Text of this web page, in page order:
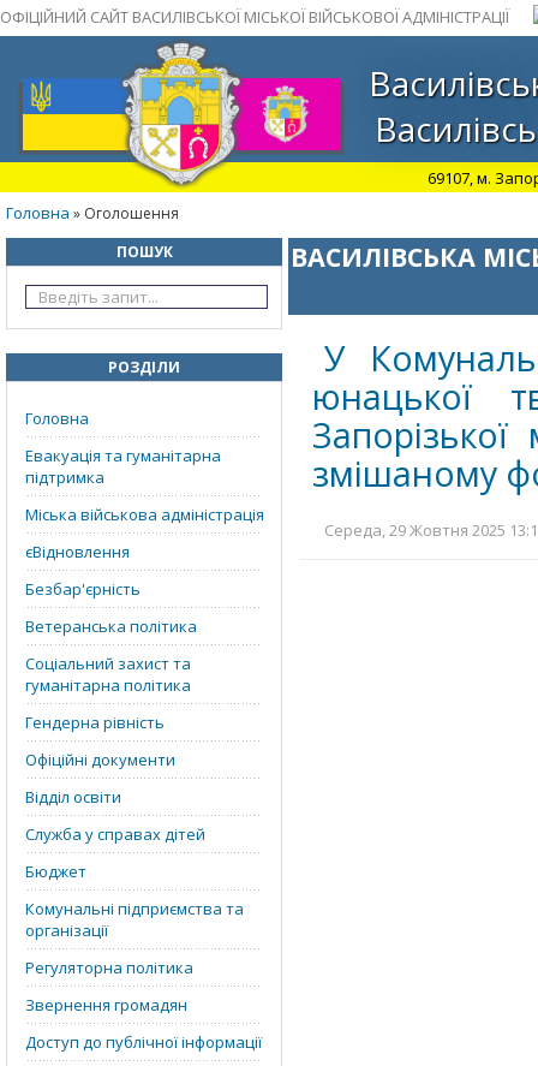
ОФІЦІЙНИЙ САЙТ ВАСИЛІВСЬКОЇ МІСЬКОЇ ВІЙСЬКОВОЇ АДМІНІСТРАЦІЇ
69107, м.
Головна » Оголошення
ПОШУК
РОЗДІЛИ
Головна
Евакуація та гуманітарна
підтримка
Міська військова адміністрація
єВідновлення
Безбар'єрність
Ветеранська політика
Соціальний захист та
гуманітарна політика
Гендерна рівність
Офіційні документи
Відділ освіти
Служба у справах дітей
Бюджет
Комунальні підприємства та
організації
Регуляторна політика
Звернення громадян
Доступ до публічної інформації
ВАСИЛІВСЬКА
У
юнацької
змішаному
Середа, 29 Жовтня 2025